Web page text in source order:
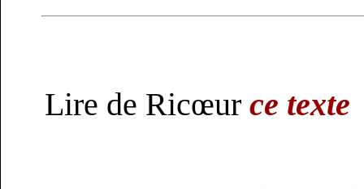
Lire de Ricœur ce texte